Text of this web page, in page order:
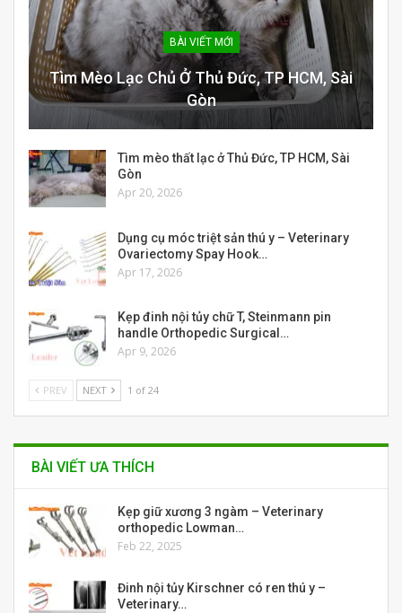
BÀI VIẾT MỚI
Tìm Mèo Lạc Chủ Ở Thủ Đức, TP HCM, Sài
Gòn
Tìm mèo thất lạc ở Thủ Đức, TP HCM, Sài
Gòn
Apr 20, 2026
Dụng cụ móc triệt sản thú y – Veterinary
Ovariectomy Spay Hook…
Apr 17, 2026
Kẹp đinh nội tủy chữ T, Steinmann pin
handle Orthopedic Surgical…
Apr 9, 2026
PREV NEXT 1 of 24
BÀI VIẾT ƯA THÍCH
Kẹp giữ xương 3 ngàm – Veterinary
orthopedic Lowman…
Feb 22, 2025
Đinh nội tủy Kirschner có ren thú y –
Veterinary…